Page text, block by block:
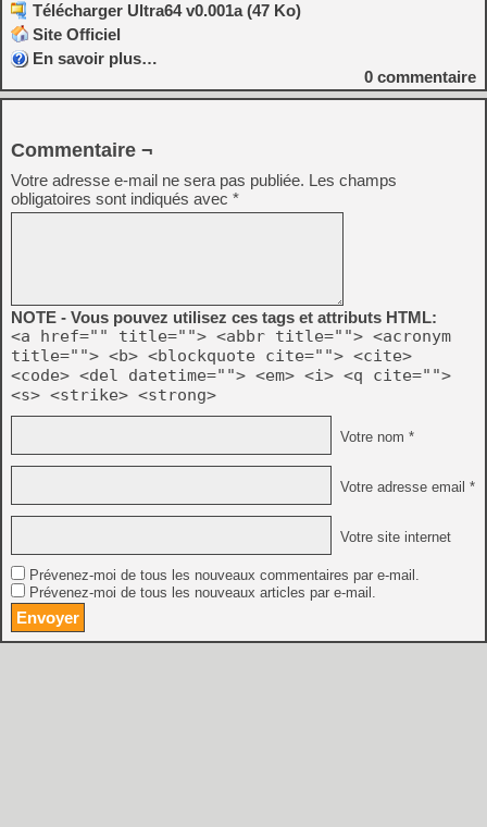
Télécharger Ultra64 v0.001a (47 Ko)
Site Officiel
En savoir plus…
0 commentaire
Commentaire ¬
Votre adresse e-mail ne sera pas publiée. Les champs
obligatoires sont indiqués avec *
NOTE - Vous pouvez utilisez ces tags et attributs HTML:
<a href="" title=""> <abbr title=""> <acronym
title=""> <b> <blockquote cite=""> <cite>
<code> <del datetime=""> <em> <i> <q cite="">
<s> <strike> <strong>
Votre nom *
Votre adresse email *
Votre site internet
Prévenez-moi de tous les nouveaux commentaires par e-mail.
Prévenez-moi de tous les nouveaux articles par e-mail.